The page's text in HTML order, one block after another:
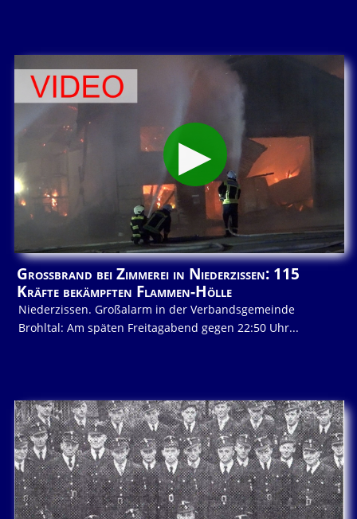
Großbrand bei Zimmerei in Niederzissen: 115
Kräfte bekämpften Flammen-Hölle
Niederzissen. Großalarm in der Verbandsgemeinde
Brohltal: Am späten Freitagabend gegen 22:50 Uhr...